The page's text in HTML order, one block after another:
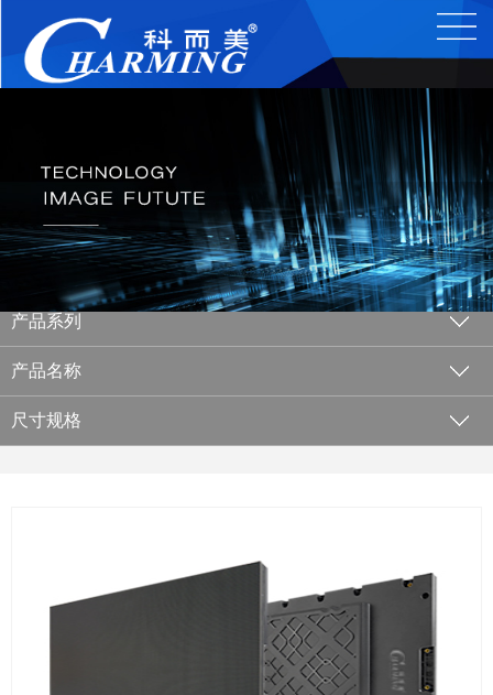
产品系列
产品名称
尺寸规格